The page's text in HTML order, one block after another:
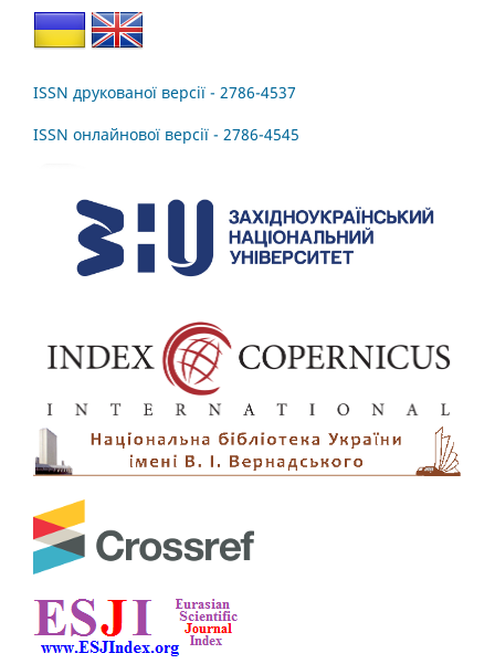
ISSN друкованої версії - 2786-4537
ISSN онлайнової версії - 2786-4545